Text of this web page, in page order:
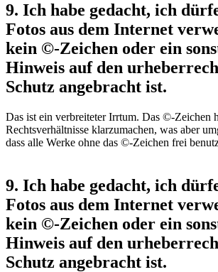
9. Ich habe gedacht, ich
Fotos aus dem Internet
kein ©-Zeichen oder ein
Hinweis auf den
Schutz angebracht ist.
Das ist ein verbreiteter Irrtum. Das ©-Zeichen
Rechtsverhältnisse klarzumachen, was aber
dass alle Werke ohne das ©-Zeichen frei
9. Ich habe gedacht, ich
Fotos aus dem Internet
kein ©-Zeichen oder ein
Hinweis auf den
Schutz angebracht ist.